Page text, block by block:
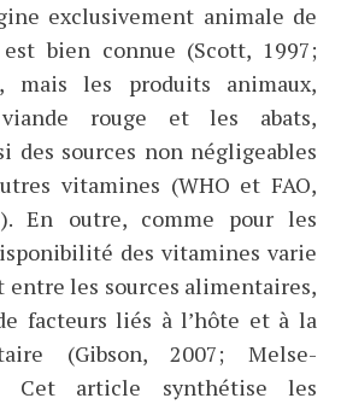
exclusivement animale de
bien connue (Scott, 1997;
mais les produits animaux,
rouge et les abats,
des sources non négligeables
vitamines (WHO et FAO,
En outre, comme pour les
des vitamines varie
entre les sources alimentaires,
facteurs liés à l’hôte et à la
(Gibson, 2007; Melse-
Cet article synthétise les